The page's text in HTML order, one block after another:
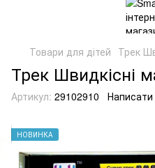
Товари для дітей Трек
Трек Швидкісні
Артикул: 29102910 Написати
НОВИНКА